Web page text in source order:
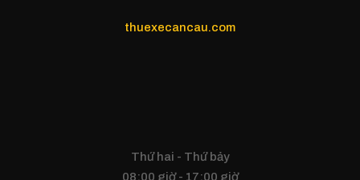
thuexecancau.com
Thứ hai - Thứ bảy
08:00 giờ - 17:00 giờ